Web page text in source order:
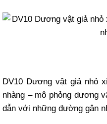
DV10 Dương vật giả nhỏ
nhàng – mô phỏng dương
dẫn với những đường gân